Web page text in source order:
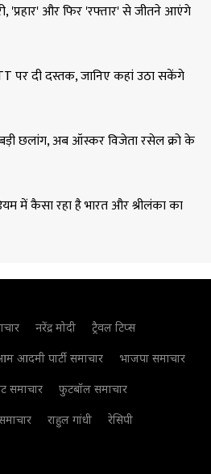
'प्रहार' और फिर 'रफ्तार' से जीतने आएंगे
पर दी दस्तक, जानिए कहां उठा सकेंगे
बड़ी छलांग, अब ऑस्कर विजेता रसेल क्रो के
में कैसा रहा है भारत और श्रीलंका का
नरेंद्र मोदी
ट्रैवल टिप्स
आदमी पार्टी समाचार
भाजपा समाचार
समाचार
फुटबॉल समाचार
राहुल गांधी
रेसिपी